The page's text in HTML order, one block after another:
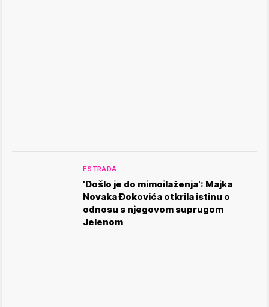
ESTRADA
'Došlo je do mimoilaženja': Majka
Novaka Đokovića otkrila istinu o
odnosu s njegovom suprugom
Jelenom